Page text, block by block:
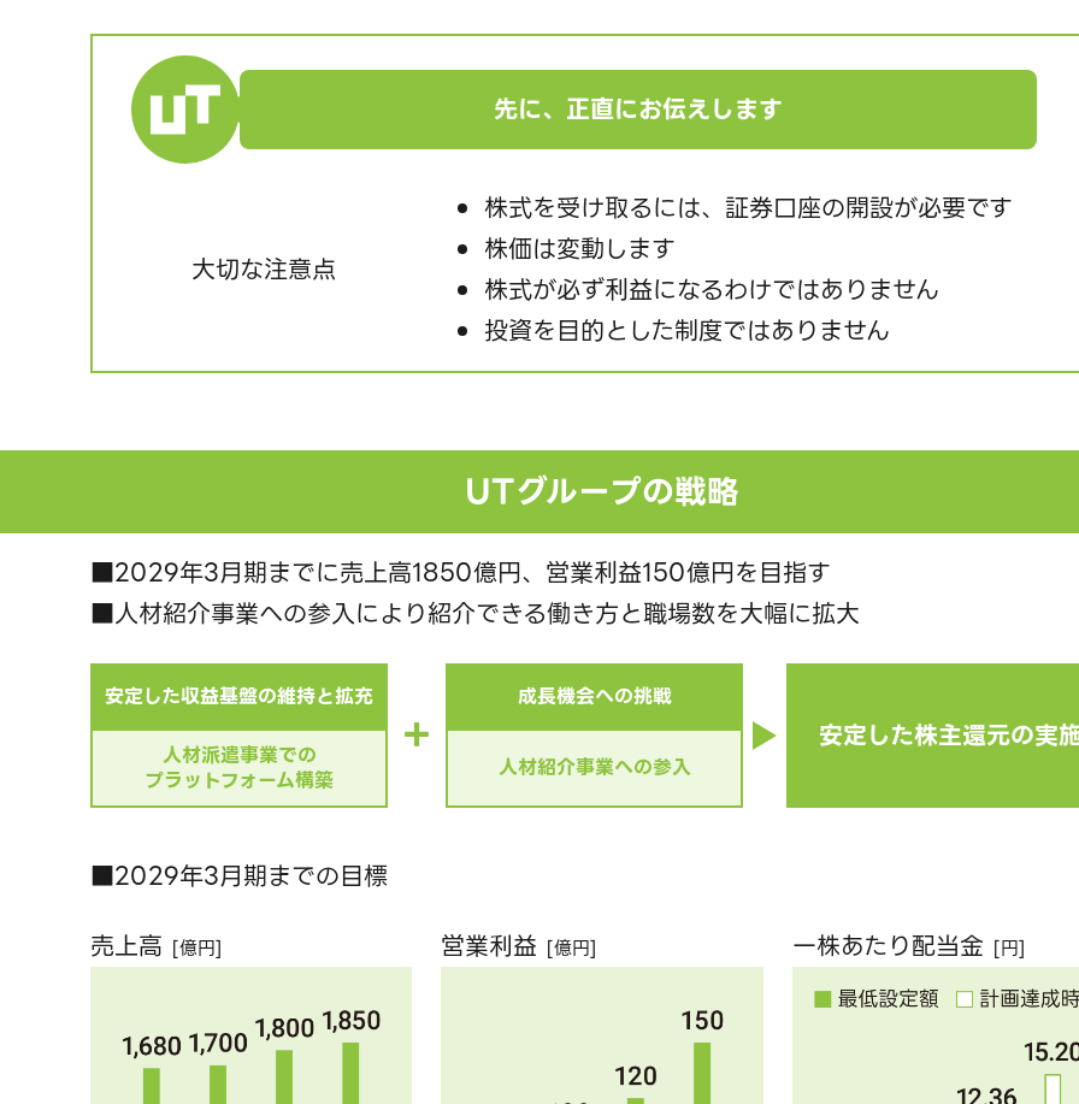
先に、正直にお伝えします
大切な注意点
株式を受け取るには、証券口座の開設が必要です
株価は変動します
株式が必ず利益になるわけではありません
投資を目的とした制度ではありません
UTグループの戦略
■2029年3月期までに売上高1850億円、営業利益150億円を目指す
■人材紹介事業への参入により紹介できる働き方と職場数を大幅に拡大
安定した収益基盤の維持と拡充
人材派遣事業での
プラットフォーム構築
＋
成長機会への挑戦
人材紹介事業への参入
安定した株主還元の実
■2029年3月期までの目標
売上高 [億円] 営業利益 [億円] 一株あたり配当金 [円]